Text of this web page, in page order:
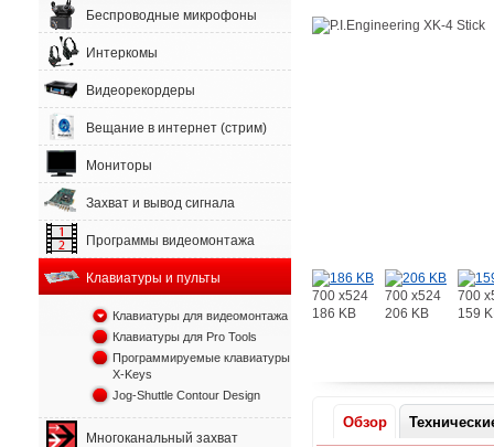
Беспроводные микрофоны
Интеркомы
Видеорекордеры
Вещание в интернет (стрим)
Мониторы
Захват и вывод сигнала
Программы видеомонтажа
Клавиатуры и пульты
Клавиатуры для видеомонтажа
Клавиатуры для Pro Tools
Программируемые клавиатуры
X-Keys
Jog-Shuttle Contour Design
Многоканальный захват
700 x524
186 KB
700 x524
206 KB
700
159
Обзор